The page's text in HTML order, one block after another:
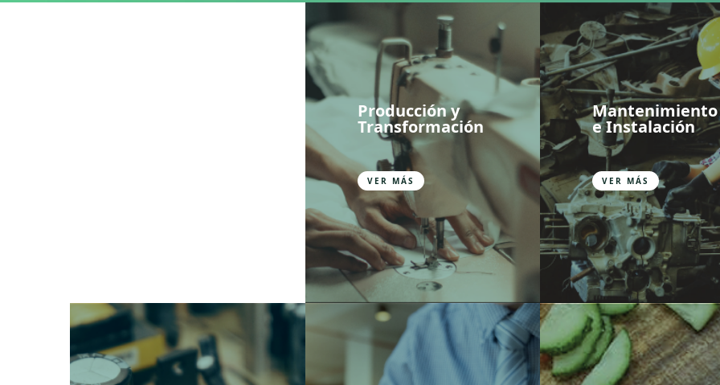
Producción y
Transformación
VER MÁS
Mantenimiento
e Instalación
VER MÁS